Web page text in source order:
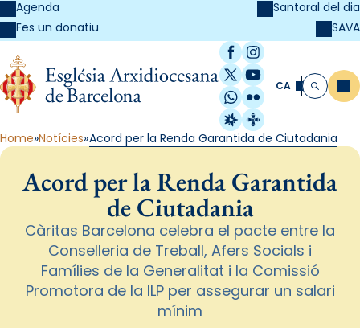
Agenda
Fes un donatiu
Santoral del dia
SAVA
Facebook
Instagram
X / Twitter
YouTube
WhatsApp
Flickr
Radio Estel
Catalunya
CA Cerca
Home Notícies Acord per la Renda Garantida de Ciutadania
Acord per la Renda Garantida
de Ciutadania
Càritas Barcelona celebra el pacte entre la
Conselleria de Treball, Afers Socials i
Famílies de la Generalitat i la Comissió
Promotora de la ILP per assegurar un salari
mínim